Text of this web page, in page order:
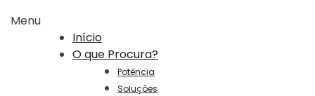
Menu
Início
O que Procura?
Potência
Soluções